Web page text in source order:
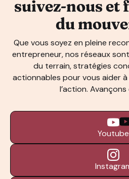
suivez-nous et
du
Que vous soyez en pleine
entrepreneur, nos réseaux
du terrain, stratégies
actionnables pour vous aider
l’action. Avançons
Youtube